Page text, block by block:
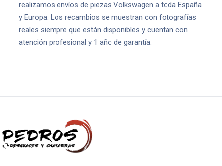
realizamos envíos de piezas Volkswagen a toda España
y Europa. Los recambios se muestran con fotografías
reales siempre que están disponibles y cuentan con
atención profesional y 1 año de garantía.